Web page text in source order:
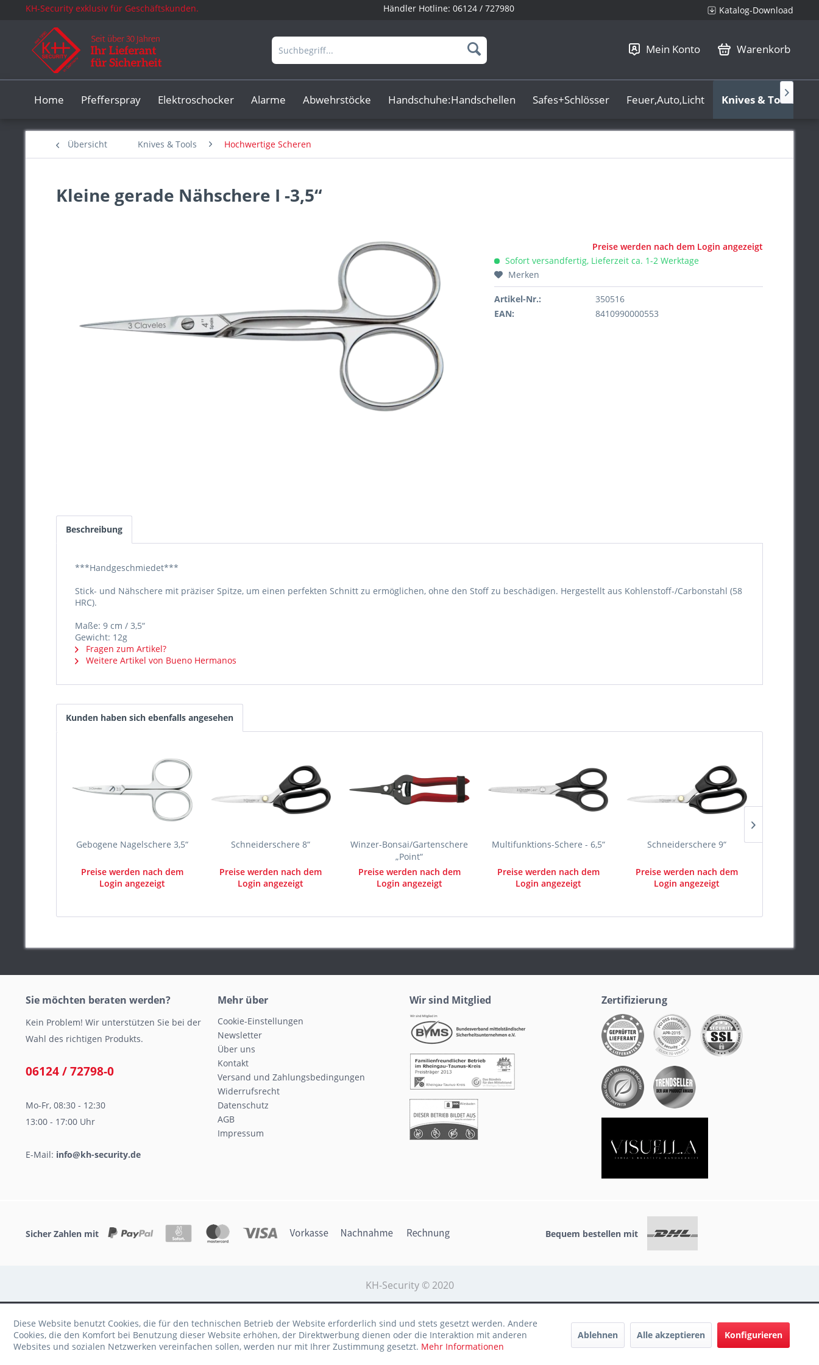
KH-Security exklusiv für Geschäftskunden. Händler Hotline: 06124 / 727980 Katalog-Download
Mein Konto Warenkorb
Home Pfefferspray Elektroschocker Alarme Abwehrstöcke Handschuhe:Handschellen Safes+Schlösser Feuer,Auto,Licht Knives & Tools

Übersicht Knives & Tools Hochwertige Scheren
Kleine gerade Nähschere I -3,5“
Preise werden nach dem Login angezeigt
Sofort versandfertig, Lieferzeit ca. 1-2 Werktage
Merken
Artikel-Nr.:
350516
EAN:
8410990000553
Beschreibung
***Handgeschmiedet***
Stick- und Nähschere mit präziser Spitze, um einen perfekten Schnitt zu ermöglichen, ohne den Stoff zu beschädigen. Hergestellt aus Kohlenstoff-/Carbonstahl (58
HRC).
Maße: 9 cm / 3,5“
Gewicht: 12g
Fragen zum Artikel?
Weitere Artikel von Bueno Hermanos
Kunden haben sich ebenfalls angesehen
Gebogene Nagelschere 3,5“
Preise werden nach dem
Login angezeigt
Schneiderschere 8“
Preise werden nach dem
Login angezeigt
Winzer-Bonsai/Gartenschere
„Point“
Preise werden nach dem
Login angezeigt
Multifunktions-Schere - 6,5“
Preise werden nach dem
Login angezeigt
Schneiderschere 9“
Preise werden nach dem
Login angezeigt
Sie möchten beraten werden?
Kein Problem! Wir unterstützen Sie bei der
Wahl des richtigen Produkts.
06124 / 72798-0
Mo-Fr, 08:30 - 12:30
13:00 - 17:00 Uhr
E-Mail: info@kh-security.de
Mehr über
Cookie-Einstellungen
Newsletter
Über uns
Kontakt
Versand und Zahlungsbedingungen
Widerrufsrecht
Datenschutz
AGB
Impressum
Wir sind Mitglied Zertifizierung
Sicher Zahlen mit Bequem bestellen mit
KH-Security © 2020
Diese Website benutzt Cookies, die für den technischen Betrieb der Website erforderlich sind und stets gesetzt werden. Andere
Cookies, die den Komfort bei Benutzung dieser Website erhöhen, der Direktwerbung dienen oder die Interaktion mit anderen
Websites und sozialen Netzwerken vereinfachen sollen, werden nur mit Ihrer Zustimmung gesetzt. Mehr Informationen
Ablehnen Alle akzeptieren Konfigurieren